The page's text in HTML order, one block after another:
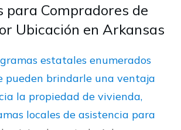
para Compradores de
Ubicación en Arkansas
estatales enumerados
pueden brindarle una ventaja
la propiedad de vivienda,
locales de asistencia para